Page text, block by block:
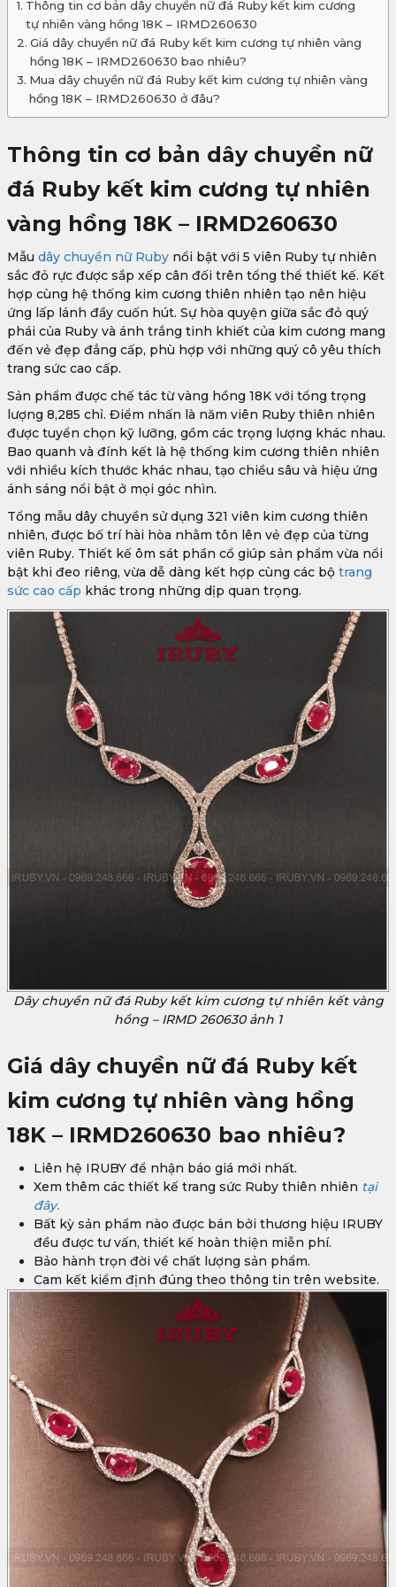
Thông tin cơ bản dây chuyền nữ đá Ruby kết kim cương
tự nhiên vàng hồng 18K – IRMD260630
Giá dây chuyền nữ đá Ruby kết kim cương tự nhiên vàng
hồng 18K – IRMD260630 bao nhiêu?
Mua dây chuyền nữ đá Ruby kết kim cương tự nhiên vàng
hồng 18K – IRMD260630 ở đâu?
Thông tin cơ bản dây chuyền nữ
đá Ruby kết kim cương tự nhiên
vàng hồng 18K – IRMD260630
Mẫu dây chuyền nữ Ruby nổi bật với 5 viên Ruby tự nhiên
sắc đỏ rực được sắp xếp cân đối trên tổng thể thiết kế. Kết
hợp cùng hệ thống kim cương thiên nhiên tạo nên hiệu
ứng lấp lánh đầy cuốn hút. Sự hòa quyện giữa sắc đỏ quý
phái của Ruby và ánh trắng tinh khiết của kim cương mang
đến vẻ đẹp đẳng cấp, phù hợp với những quý cô yêu thích
trang sức cao cấp.
Sản phẩm được chế tác từ vàng hồng 18K với tổng trọng
lượng 8,285 chỉ. Điểm nhấn là năm viên Ruby thiên nhiên
được tuyển chọn kỹ lưỡng, gồm các trọng lượng khác nhau.
Bao quanh và đính kết là hệ thống kim cương thiên nhiên
với nhiều kích thước khác nhau, tạo chiều sâu và hiệu ứng
ánh sáng nổi bật ở mọi góc nhìn.
Tổng mẫu dây chuyền sử dụng 321 viên kim cương thiên
nhiên, được bố trí hài hòa nhằm tôn lên vẻ đẹp của từng
viên Ruby. Thiết kế ôm sát phần cổ giúp sản phẩm vừa nổi
bật khi đeo riêng, vừa dễ dàng kết hợp cùng các bộ trang
sức cao cấp khác trong những dịp quan trọng.
Dây chuyền nữ đá Ruby kết kim cương tự nhiên kết vàng
hồng – IRMD 260630 ảnh 1
Giá dây chuyền nữ đá Ruby kết
kim cương tự nhiên vàng hồng
18K – IRMD260630 bao nhiêu?
Liên hệ IRUBY để nhận báo giá mới nhất.
Xem thêm các thiết kế trang sức Ruby thiên nhiên tại
đây.
Bất kỳ sản phẩm nào được bán bởi thương hiệu IRUBY
đều được tư vấn, thiết kế hoàn thiện miễn phí.
Bảo hành trọn đời về chất lượng sản phẩm.
Cam kết kiểm định đúng theo thông tin trên website.